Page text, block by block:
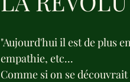
"Aujourd'hui il est de plus
empathie, etc...
Comme si on se